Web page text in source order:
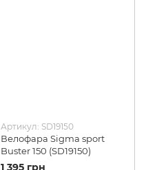
Артикул: SD19150
Велофара Sigma sport
Buster 150 (SD19150)
1 395 грн